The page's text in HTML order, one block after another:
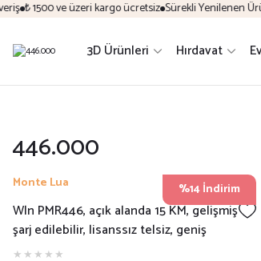
₺ 1500 ve üzeri kargo ücretsiz Sürekli Yenilenen
3D Ürünleri Hırdavat
446.000
%14 İndirim
Monte Lua
Wln PMR446, açık alanda 15 KM, gelişmiş
şarj edilebilir, lisanssız telsiz, geniş
menzilli, masa şarj cihazı ve kulaklık, 2'li